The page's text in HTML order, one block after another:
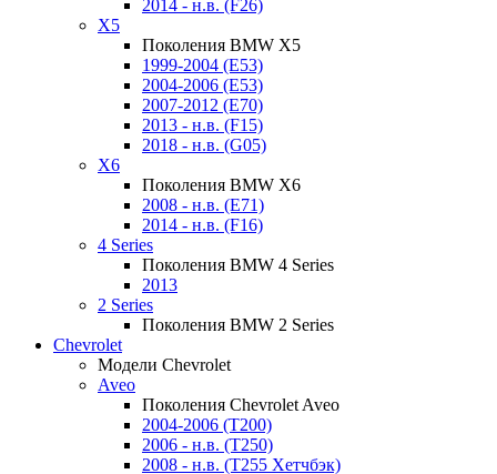
2014 - н.в. (F26)
X5
Поколения BMW X5
1999-2004 (E53)
2004-2006 (E53)
2007-2012 (E70)
2013 - н.в. (F15)
2018 - н.в. (G05)
X6
Поколения BMW X6
2008 - н.в. (E71)
2014 - н.в. (F16)
4 Series
Поколения BMW 4 Series
2013
2 Series
Поколения BMW 2 Series
Chevrolet
Модели Chevrolet
Aveo
Поколения Chevrolet Aveo
2004-2006 (T200)
2006 - н.в. (T250)
2008 - н.в. (T255 Хетчбэк)